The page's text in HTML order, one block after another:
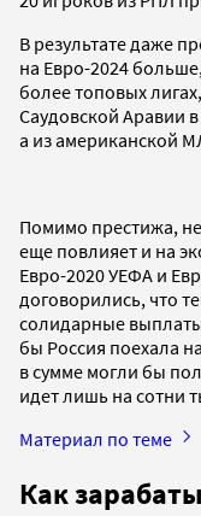
В результате даже
на Евро-2024
более топовых
Саудовской Аравии
а из американской
Помимо престижа,
еще повлияет и на
Евро-2020 УЕФА и
договорились, что
солидарные
бы Россия поехала
в сумме могли бы
идет лишь на сотни
Материал по теме
Как